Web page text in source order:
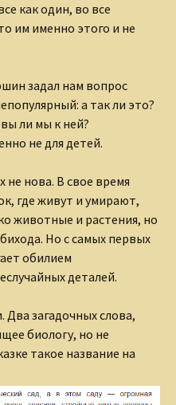
как один, во все
им именно этого и не
задал нам вопрос
а так ли это?
ли мы к ней?
не для детей.
не нова. В свое время
где живут и умирают,
животные и растения, но
Но с самых первых
обилием
деталей.
загадочных слова,
биологу, но не
такое название на